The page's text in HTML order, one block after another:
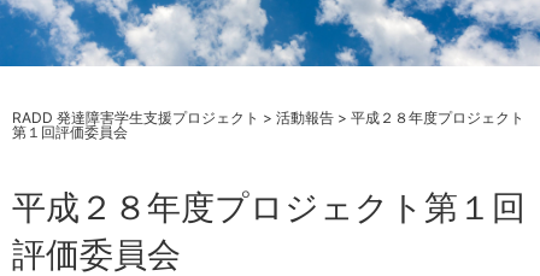
RADD 発達障害学生支援プロジェクト > 活動報告 > 平成２８年度プロジェクト
第１回評価委員会
平成２８年度プロジェクト第１回
評価委員会